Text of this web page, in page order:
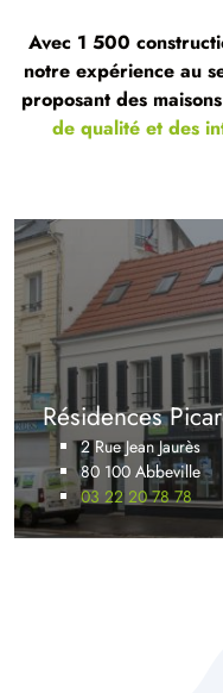
Avec 1 500
notre expérience au
proposant des
de qualité et des
Résidences
2 Rue Jean Jaurès
80 100 Abbeville
03 22 20 78 78